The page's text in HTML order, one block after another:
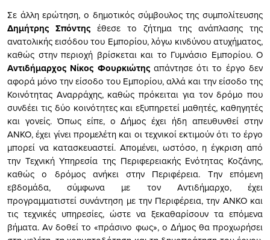
Σε άλλη ερώτηση, ο δημοτικός σύμβουλος της συμπολίτευσης
Δημήτρης Σπόντης έθεσε το ζήτημα της ανάπλασης της
ανατολικής εισόδου του Εμπορίου, λόγω κινδύνου ατυχήματος,
καθώς στην περιοχή βρίσκεται και το Γυμνάσιο Εμπορίου. Ο
Αντιδήμαρχος Νίκος Φουρκιώτηςαπάντησε ότι το έργο δεν
αφορά μόνο την είσοδο του Εμπορίου, αλλά και την είσοδο της
Κοινότητας Αναρράχης, καθώς πρόκειται για τον δρόμο που
συνδέει τις δύο κοινότητες και εξυπηρετεί μαθητές, καθηγητές
και γονείς. Όπως είπε, ο Δήμος έχει ήδη απευθυνθεί στην
ΑΝΚΟ, έχει γίνει προμελέτη και οι τεχνικοί εκτιμούν ότι το έργο
μπορεί να κατασκευαστεί. Απομένει, ωστόσο, η έγκριση από
την Τεχνική Υπηρεσία της Περιφερειακής Ενότητας Κοζάνης,
καθώς ο δρόμος ανήκει στην Περιφέρεια. Την επόμενη
εβδομάδα, σύμφωνα με τον Αντιδήμαρχο, έχει
προγραμματιστεί συνάντηση με την Περιφέρεια, την ΑΝΚΟ και
τις τεχνικές υπηρεσίες, ώστε να ξεκαθαρίσουν τα επόμενα
βήματα. Αν δοθεί το «πράσινο φως», ο Δήμος θα προχωρήσει